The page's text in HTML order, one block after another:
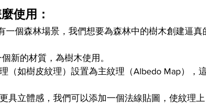
使用：
一個森林場景，我們想要為森林中的樹木創建逼真
新的材質，為樹木使用。
（如樹皮紋理）設置為主紋理（Albedo Map），
具立體感，我們可以添加一個法線貼圖，使紋理上